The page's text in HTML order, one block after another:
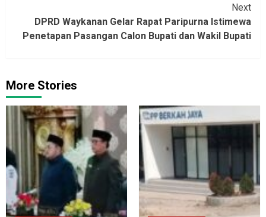
Next
DPRD Waykanan Gelar Rapat Paripurna Istimewa
Penetapan Pasangan Calon Bupati dan Wakil Bupati
More Stories